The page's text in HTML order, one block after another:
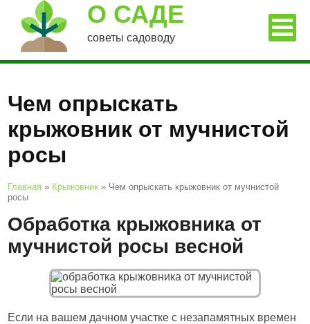
О САДЕ
советы садоводу
Чем опрыскать
крыжовник от мучнистой
росы
Главная » Крыжовник » Чем опрыскать крыжовник от мучнистой
росы
Обработка крыжовника от
мучнистой росы весной
Если на вашем дачном участке с незапамятных времен